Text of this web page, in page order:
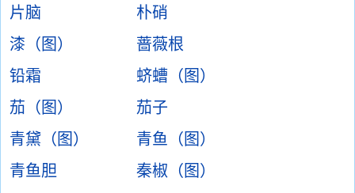
片脑
朴硝
漆（图）
蔷薇根
铅霜
蛴螬（图）
茄（图）
茄子
青黛（图）
青鱼（图）
青鱼胆
秦椒（图）